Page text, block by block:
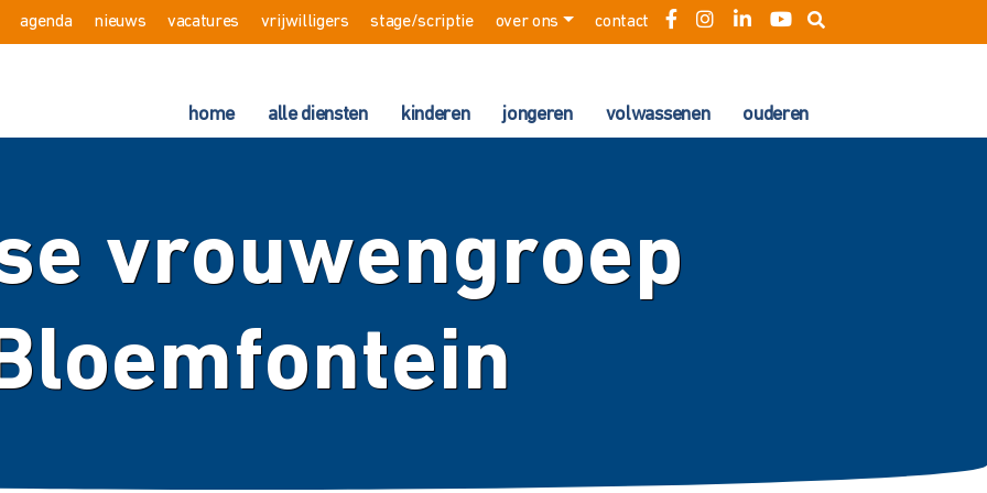
agenda nieuws vacatures vrijwilligers stage/scriptie over ons contact
home alle diensten kinderen jongeren volwassenen ouderen
vrouwengroep